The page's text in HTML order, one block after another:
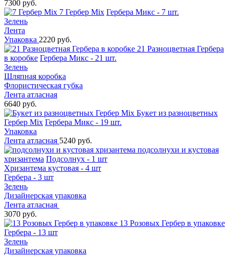
7300 руб.
7 Гербер Mix Гербера Микс - 7 шт.
Зелень
Лента
Упаковка 2220 руб.
21 Разноцветная Гербера
в коробке Гербера Микс - 21 шт.
Зелень
Шляпная коробка
Флористическая губка
Лента атласная
6640 руб.
Букет из разноцветных
Гербер Mix Гербера Микс - 19 шт.
Упаковка
Лента атласная 5240 руб.
подсолнухи и кустовая
хризантема Подсолнух - 1 шт
Хризантема кустовая - 4 шт
Гербера - 3 шт
Зелень
Дизайнерская упаковка
Лента атласная
3070 руб.
13 Розовых Гербер в упаковке
Гербера - 13 шт
Зелень
Дизайнерская упаковка